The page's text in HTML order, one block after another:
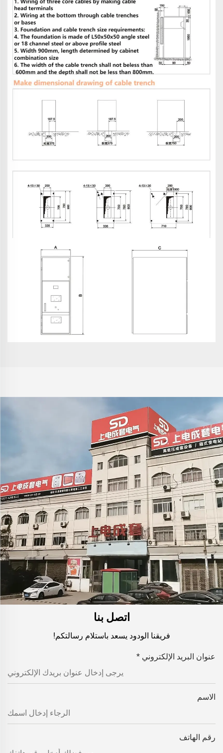
اتصل بنا
فريقنا الودود يسعد باستلام رسالتكم!
عنوان البريد الإلكتروني *
الاسم
رقم الهاتف